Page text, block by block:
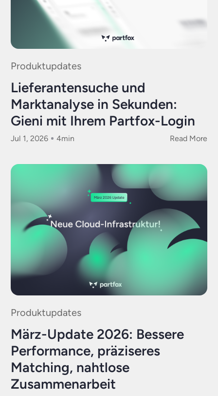
Produktupdates
Lieferantensuche und
Marktanalyse in Sekunden:
Gieni mit Ihrem Partfox-Login
Jul 1, 2026 4min Read More
Produktupdates
März-Update 2026: Bessere
Performance, präziseres
Matching, nahtlose
Zusammenarbeit